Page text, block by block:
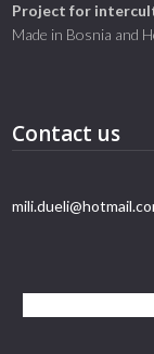
Project for
Made in Bosnia and
Contact us